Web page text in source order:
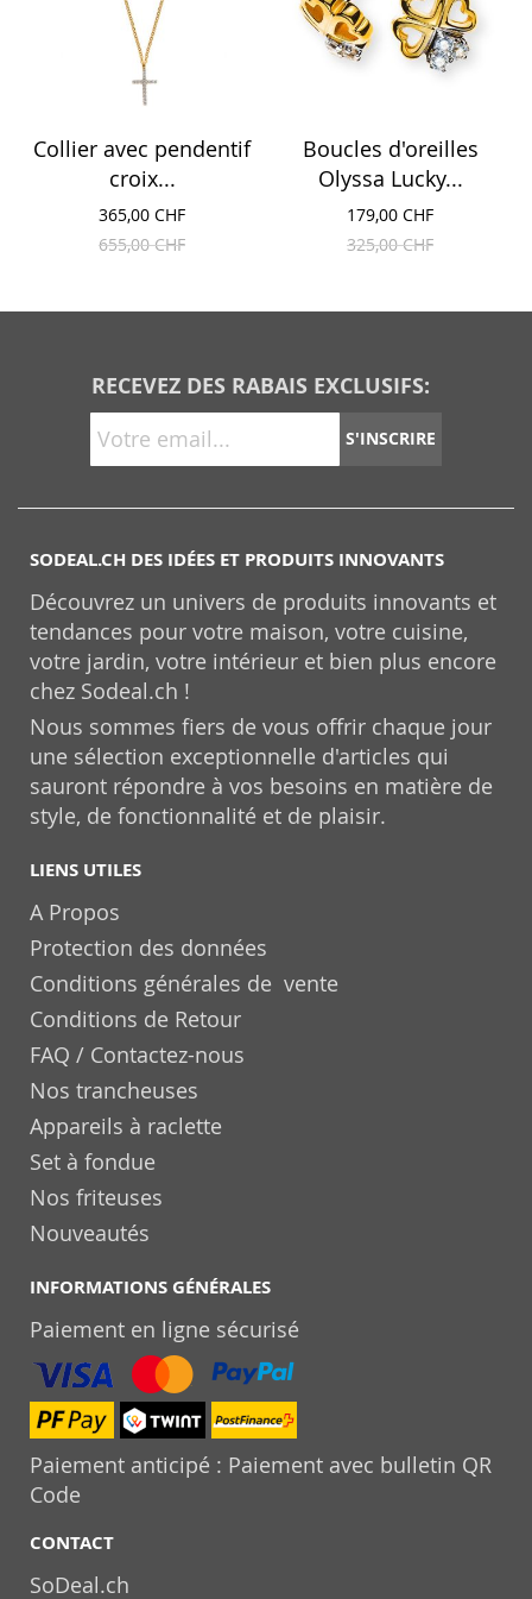
Collier avec pendentif
croix...
365,00 CHF
655,00 CHF
Boucles d'oreilles
Olyssa Lucky...
179,00 CHF
325,00 CHF
RECEVEZ DES RABAIS EXCLUSIFS:
S'INSCRIRE
SODEAL.CH DES IDÉES ET PRODUITS INNOVANTS
Découvrez un univers de produits innovants et
tendances pour votre maison, votre cuisine,
votre jardin, votre intérieur et bien plus encore
chez Sodeal.ch !
Nous sommes fiers de vous offrir chaque jour
une sélection exceptionnelle d'articles qui
sauront répondre à vos besoins en matière de
style, de fonctionnalité et de plaisir.
LIENS UTILES
A Propos
Protection des données
Conditions générales de vente
Conditions de Retour
FAQ / Contactez-nous
Nos trancheuses
Appareils à raclette
Set à fondue
Nos friteuses
Nouveautés
INFORMATIONS GÉNÉRALES
Paiement en ligne sécurisé
Paiement anticipé : Paiement avec bulletin QR
Code
CONTACT
SoDeal.ch